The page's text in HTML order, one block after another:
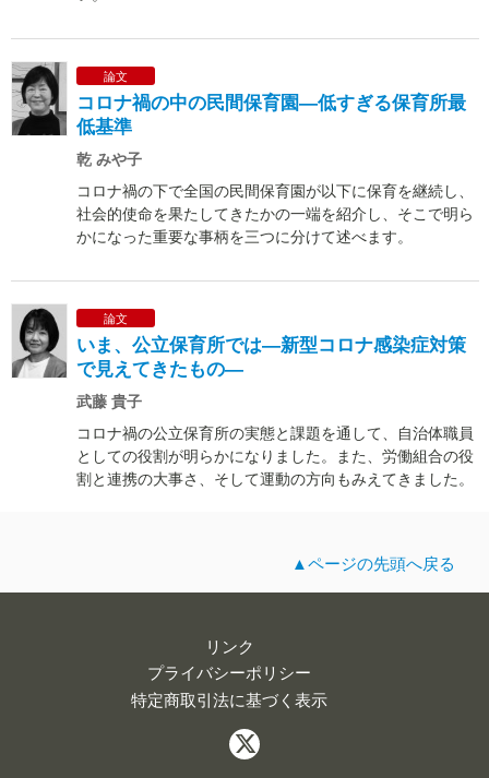
論文
コロナ禍の中の民間保育園―低すぎる保育所最
低基準
乾 みや子
コロナ禍の下で全国の民間保育園が以下に保育を継続し、
社会的使命を果たしてきたかの一端を紹介し、そこで明ら
かになった重要な事柄を三つに分けて述べます。
論文
いま、公立保育所では―新型コロナ感染症対策
で見えてきたもの―
武藤 貴子
コロナ禍の公立保育所の実態と課題を通して、自治体職員
としての役割が明らかになりました。また、労働組合の役
割と連携の大事さ、そして運動の方向もみえてきました。
▲ページの先頭へ戻る
リンク
プライバシーポリシー
特定商取引法に基づく表示